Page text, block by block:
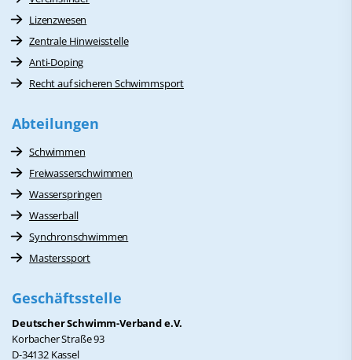
Lizenzwesen
Zentrale Hinweisstelle
Anti-Doping
Recht auf sicheren Schwimmsport
Abteilungen
Schwimmen
Freiwasserschwimmen
Wasserspringen
Wasserball
Synchronschwimmen
Masterssport
Geschäftsstelle
Deutscher Schwimm-Verband e.V.
Korbacher Straße 93
D-34132 Kassel